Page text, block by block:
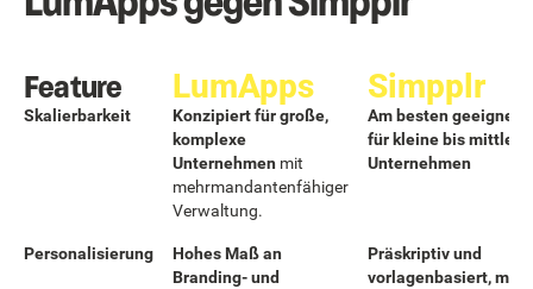
Feature
Skalierbarkeit
LumApps
Konzipiert für große,
komplexe
Unternehmen mit
mehrmandantenfähiger
Verwaltung.
Simpplr
Am besten geeignet
für kleine bis mittlere
Unternehmen
Personalisierung
Hohes Maß an
Branding- und
Präskriptiv und
vorlagenbasiert, mit